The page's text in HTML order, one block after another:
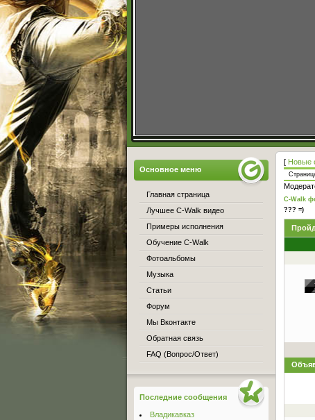
[ Новые
C-Walk
??? =)
Основное меню
Главная страница
Лучшее C-Walk видео
Примеры исполнения
Обучение C-Walk
Фотоальбомы
Музыка
Статьи
Форум
Мы Вконтакте
Обратная связь
FAQ (Вопрос/Ответ)
Последние сообщения
Владикавказ